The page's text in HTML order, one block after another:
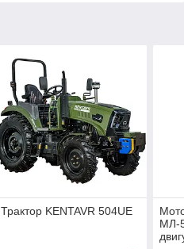
Трактор KENTAVR 504UE
МЛ-